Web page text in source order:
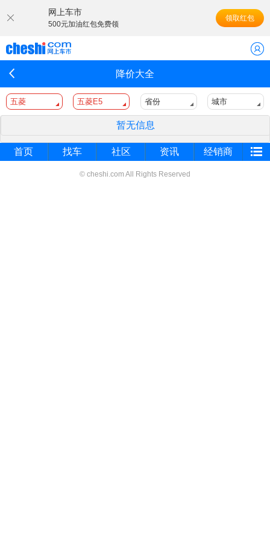
网上车市
500元加油红包免费领
领取红包
降价大全
五菱 五菱E5 省份 城市
暂无信息
首页 找车 社区 资讯 经销商
© cheshi.com All Rights Reserved